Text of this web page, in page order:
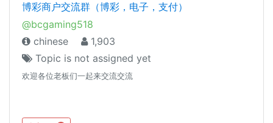
博彩商户交流群（博彩，电子，支付）
@bcgaming518
chinese
1,903
Topic is not assigned yet
欢迎各位老板们一起来交流交流